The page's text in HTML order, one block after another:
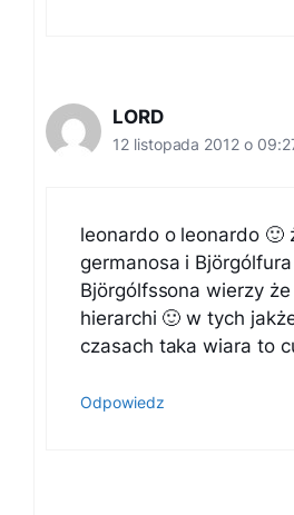
LORD
12 listopada 2012 o
leonardo o leonardo 🙂
germanosa i
Björgólfssona wierzy
hierarchi 🙂 w tych
czasach taka wiara to
Odpowiedz